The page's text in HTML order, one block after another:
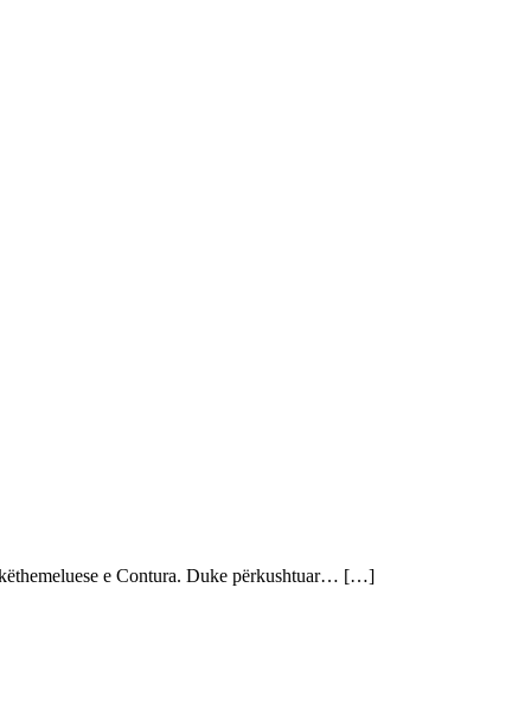
e Contura. Duke përkushtuar… […]